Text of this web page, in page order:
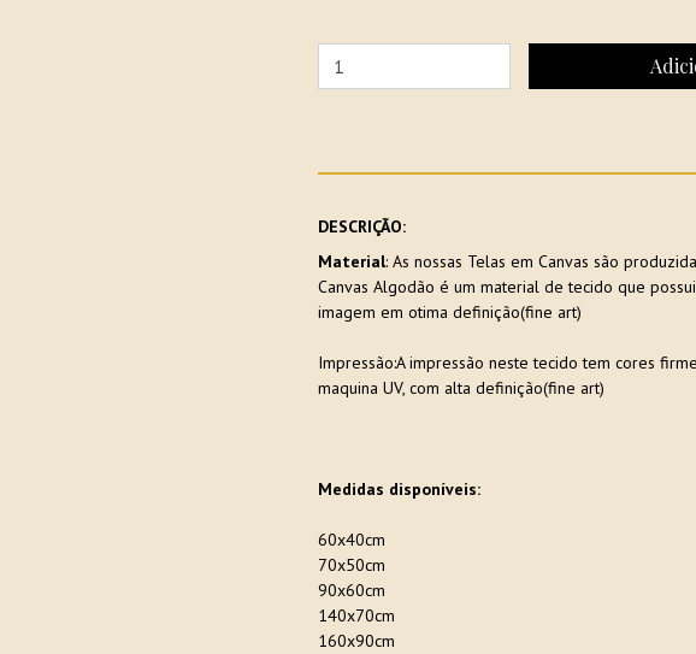
DESCRIÇÃO:
Material: As nossas Telas em Canvas são
Canvas Algodão é um material de tecido que
imagem em otima definição(fine art)
Impressão:A impressão neste tecido tem cores
maquina UV, com alta definição(fine art)
Medidas disponíveis:
60x40cm
70x50cm
90x60cm
140x70cm
160x90cm